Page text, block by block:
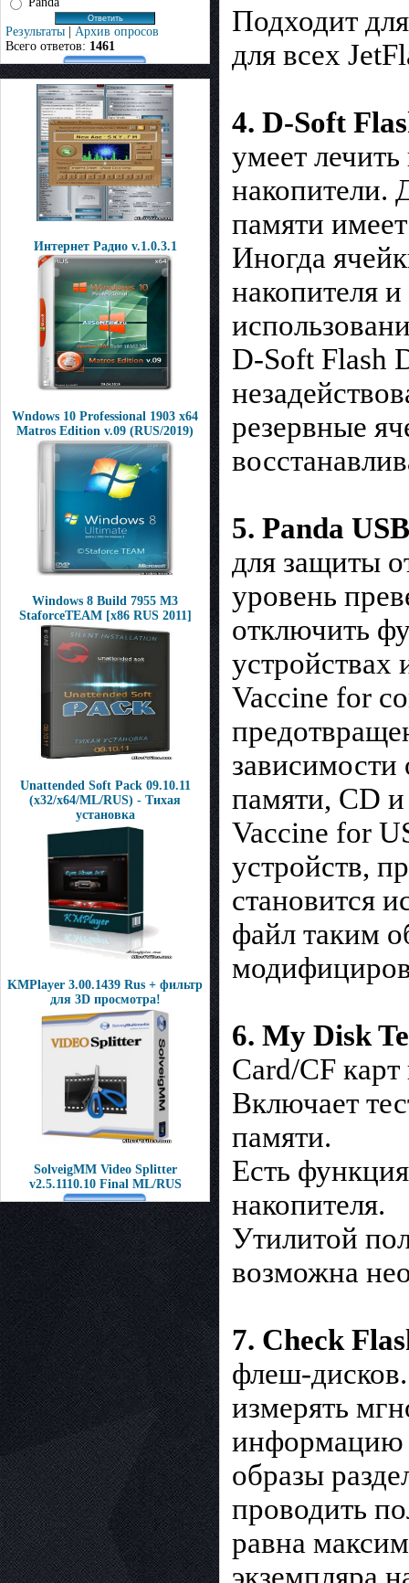
Результаты | Архив опросов
Всего ответов: 1461
Интернет Радио v.1.0.3.1
Wndows 10 Professional 1903 x64
Matros Edition v.09 (RUS/2019)
Windows 8 Build 7955 M3
StaforceTEAM [x86 RUS 2011]
Unattended Soft Pack 09.10.11
(x32/x64/ML/RUS) - Тихая
установка
KMPlayer 3.00.1439 Rus + фильтр
для 3D просмотра!
SolveigMM Video Splitter
v2.5.1110.10 Final ML/RUS
Подходит
для всех
4. D-Soft
умеет
накопители.
памяти
Иногда
накопителя
D-Soft Flash
резервные
5. Panda
для защиты
уровень
отключить
устройствах
Vaccine for
зависимости
памяти, CD
Vaccine for
устройств,
становится
файл таким
6. My Disk
Card/CF
Включает
памяти.
Есть
накопителя.
Утилитой
возможна
7. Check
флеш-
измерять
информацию
образы
проводить
равна